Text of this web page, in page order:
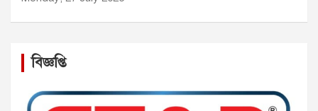
বিজ্ঞপ্তি